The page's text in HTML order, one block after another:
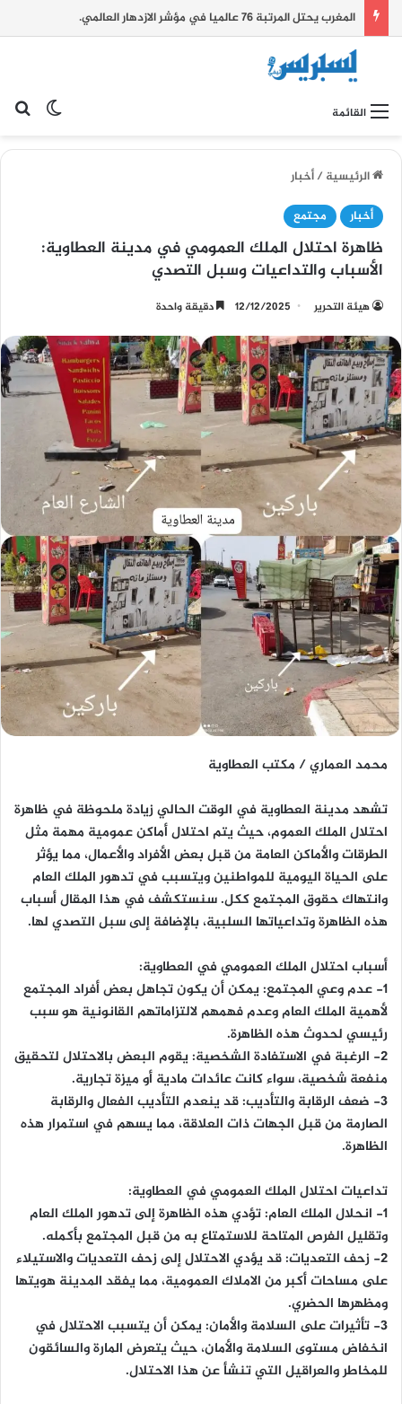
المغرب يحتل المرتبة 76 عالميا في مؤشر الازدهار العالمي.
القائمة
الرئيسية/أخبار
أخبار
مجتمع
ظاهرة احتلال الملك العمومي في مدينة العطاوية:
الأسباب والتداعيات وسبل التصدي
هيئة التحرير 12/12/2025 دقيقة واحدة
محمد العماري / مكتب العطاوية
تشهد مدينة العطاوية في الوقت الحالي زيادة ملحوظة في ظاهرة
احتلال الملك العموم، حيث يتم احتلال أماكن عمومية مهمة مثل
الطرقات والأماكن العامة من قبل بعض الأفراد والأعمال، مما يؤثر
على الحياة اليومية للمواطنين ويتسبب في تدهور الملك العام
وانتهاك حقوق المجتمع ككل. سنستكشف في هذا المقال أسباب
هذه الظاهرة وتداعياتها السلبية، بالإضافة إلى سبل التصدي لها.
أسباب احتلال الملك العمومي في العطاوية:
1- عدم وعي المجتمع: يمكن أن يكون تجاهل بعض أفراد المجتمع
لأهمية الملك العام وعدم فهمهم لالتزاماتهم القانونية هو سبب
رئيسي لحدوث هذه الظاهرة.
2- الرغبة في الاستفادة الشخصية: يقوم البعض بالاحتلال لتحقيق
منفعة شخصية، سواء كانت عائدات مادية أو ميزة تجارية.
3- ضعف الرقابة والتأديب: قد ينعدم التأديب الفعال والرقابة
الصارمة من قبل الجهات ذات العلاقة، مما يسهم في استمرار هذه
الظاهرة.
تداعيات احتلال الملك العمومي في العطاوية:
1- انحلال الملك العام: تؤدي هذه الظاهرة إلى تدهور الملك العام
وتقليل الفرص المتاحة للاستمتاع به من قبل المجتمع بأكمله.
2- زحف التعديات: قد يؤدي الاحتلال إلى زحف التعديات والاستيلاء
على مساحات أكبر من الاملاك العمومية، مما يفقد المدينة هويتها
ومظهرها الحضري.
3- تأثيرات على السلامة والأمان: يمكن أن يتسبب الاحتلال في
انخفاض مستوى السلامة والأمان، حيث يتعرض المارة والسائقون
للمخاطر والعراقيل التي تنشأ عن هذا الاحتلال.